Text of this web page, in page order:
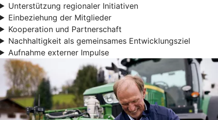
Unterstützung regionaler Initiativen
Einbeziehung der Mitglieder
Kooperation und Partnerschaft
Nachhaltigkeit als gemeinsames Entwicklungsziel
Aufnahme externer Impulse